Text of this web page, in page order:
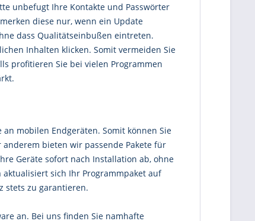
unbefugt Ihre Kontakte und Passwörter
diese nur, wenn ein Update
dass Qualitätseinbußen eintreten.
Inhalten klicken. Somit vermeiden Sie
profitieren Sie bei vielen Programmen
mobilen Endgeräten. Somit können Sie
bieten wir passende Pakete für
Geräte sofort nach Installation ab, ohne
sich Ihr Programmpaket auf
stets zu garantieren.
an. Bei uns finden Sie namhafte